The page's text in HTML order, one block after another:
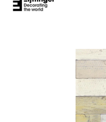
Bildergalerie überspringen